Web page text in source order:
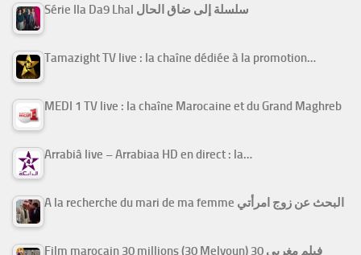
Série Ila Da9 Lhal سلسلة إلى ضاق الحال
Tamazight TV live : la chaîne dédiée à la promotion…
MEDI 1 TV live : la chaîne Marocaine et du Grand Maghreb
Arrabiâ live – Arrabiaa HD en direct : la…
A la recherche du mari de ma femme البحث عن زوج امرأتي
Film marocain 30 millions (30 Melyoun) فيلم مغربي 30